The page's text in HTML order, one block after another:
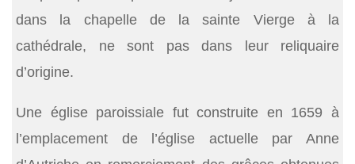
dans la chapelle de la sainte Vierge à la
cathédrale, ne sont pas dans leur reliquaire
d’origine.
Une église paroissiale fut construite en 1659 à
l’emplacement de l’église actuelle par Anne